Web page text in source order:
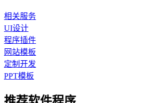
相关服务
UI设计
程序插件
网站模板
定制开发
PPT模板